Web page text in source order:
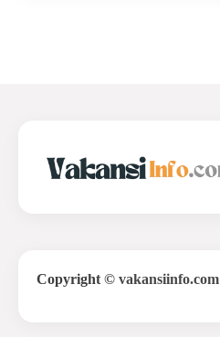
Copyright © vakansiinfo.com